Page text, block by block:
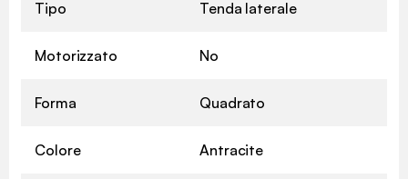
Tipo Tenda laterale
Motorizzato No
Forma Quadrato
Colore Antracite